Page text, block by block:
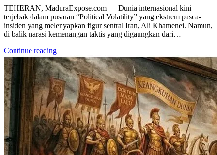
TEHERAN, MaduraExpose.com — Dunia internasional kini
terjebak dalam pusaran “Political Volatility” yang ekstrem pasca-
insiden yang melenyapkan figur sentral Iran, Ali Khamenei. Namun,
di balik narasi kemenangan taktis yang digaungkan dari…
Continue reading